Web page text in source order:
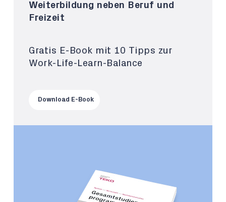
Weiterbildung neben Beruf und
Freizeit
Gratis E-Book mit 10 Tipps zur
Work-Life-Learn-Balance
Download E-Book